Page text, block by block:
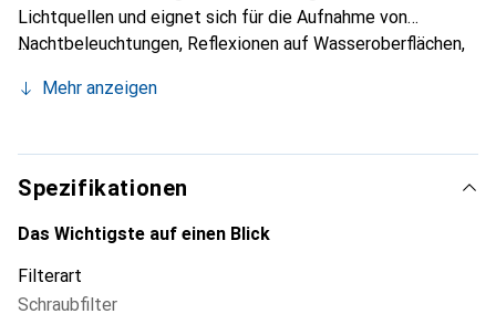
Lichtquellen und eignet sich für die Aufnahme von
Nachtbeleuchtungen, Reflexionen auf Wasseroberflächen,
anderen Szenen mit winzigen Lichtquellen. Sternfilter sind
auch als "Sterneneffekt" bekannt, die helle oder starke
Punktlichtquellen in Szene setzen. Sternfilter gibt es in
drei verschiedenen Varianten: Star 4X, Star 6X und Star 8X,
bei denen jeweils 4, 6 oder 8 Lichtstrahlen von der
die Oberfläche des hochwertigen optischen Glases des
Filters geätzt sind, um den Sterneffekt zu erzeugen.
Mehr anzeigen
Spezifikationen
Das Wichtigste auf einen Blick
Filterart
Schraubfilter